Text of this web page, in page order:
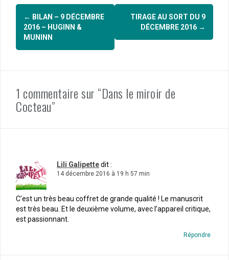
Navigation
d'article
← BILAN – 9 DÉCEMBRE
2016 – HUGINN &
MUNINN
TIRAGE AU SORT DU 9
DÉCEMBRE 2016 →
1 commentaire sur “Dans le miroir de
Cocteau”
Lili Galipettedit :
14 décembre 2016 à 19 h 57 min
C’est un très beau coffret de grande qualité ! Le manuscrit
est très beau. Et le deuxième volume, avec l’appareil critique,
est passionnant.
Répondre